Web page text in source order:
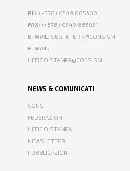
PH: (+378) 0549 885600
FAX: (+378) 0549 885651
E-MAIL : SEGRETERIA@CONS.SM
E-MAIL :
UFFICIO.STAMPA@CONS.SM
NEWS & COMUNICATI
CONS
FEDERAZIONI
UFFICIO STAMPA
NEWSLETTER
PUBBLICAZIONI